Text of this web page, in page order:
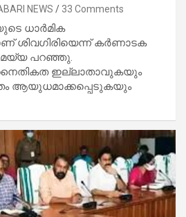
NEWS 33 Comments
ധാർമിക
ശിവഗിരിയെന്ന് കർണാടക
പറഞ്ഞു.
ഇല്ലാതാവുകയും
ആയുധമാക്കപ്പെടുകയും